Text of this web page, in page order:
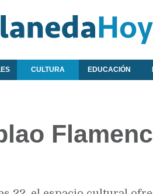
CULTURA EDUCACIÓN